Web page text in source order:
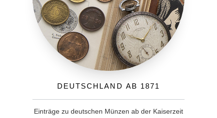
Deutschland ab 1871
Einträge zu deutschen Münzen ab der Kaiserzeit